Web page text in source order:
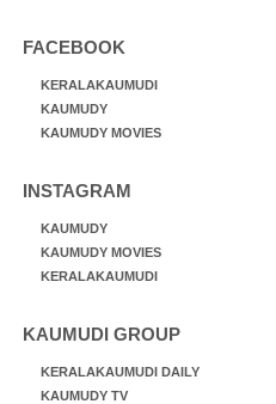
FACEBOOK
KERALAKAUMUDI
KAUMUDY
KAUMUDY MOVIES
INSTAGRAM
KAUMUDY
KAUMUDY MOVIES
KERALAKAUMUDI
KAUMUDI GROUP
KERALAKAUMUDI DAILY
KAUMUDY TV